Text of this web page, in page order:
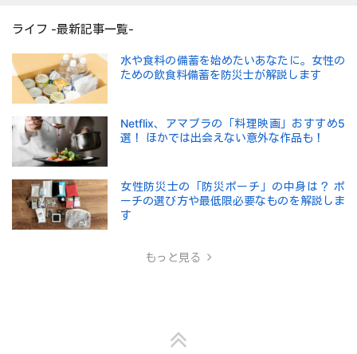
ライフ -最新記事一覧-
水や食料の備蓄を始めたいあなたに。女性の
ための飲食料備蓄を防災士が解説します
Netflix、アマプラの「料理映画」おすすめ5
選！ ほかでは出会えない意外な作品も！
女性防災士の「防災ポーチ」の中身は？ ポ
ーチの選び方や最低限必要なものを解説しま
す
もっと見る